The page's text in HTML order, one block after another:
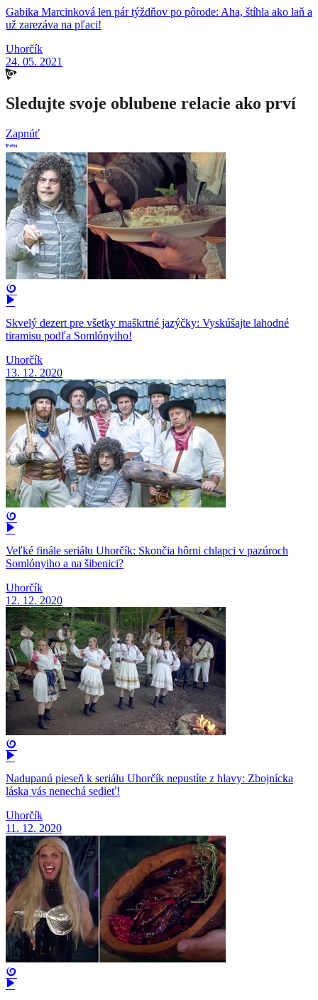
Gabika Marcinková len pár týždňov po pôrode: Aha, štíhla ako laň a
už zarezáva na pľaci!
Uhorčík
24. 05. 2021
Sledujte svoje oblubene relacie ako prví
Zapnúť
Skvelý dezert pre všetky maškrtné jazýčky: Vyskúšajte lahodné
tiramisu podľa Somlónyiho!
Uhorčík
13. 12. 2020
Veľké finále seriálu Uhorčík: Skončia hôrni chlapci v pazúroch
Somlónyiho a na šibenici?
Uhorčík
12. 12. 2020
Nadupanú pieseň k seriálu Uhorčík nepustíte z hlavy: Zbojnícka
láska vás nenechá sedieť!
Uhorčík
11. 12. 2020